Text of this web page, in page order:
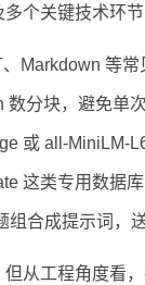
个关键技术环
Markdown 等
数分块，避免单
或 all-MiniLM-
这类专用数据
组合成提示词，
从工程角度看